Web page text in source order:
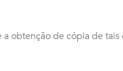
obtenção de cópia de tais